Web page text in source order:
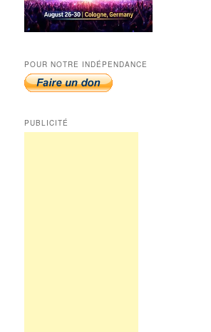
POUR NOTRE INDÉPENDANCE
PUBLICITÉ